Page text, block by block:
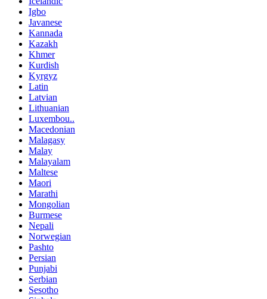
Igbo
Javanese
Kannada
Kazakh
Khmer
Kurdish
Kyrgyz
Latin
Latvian
Lithuanian
Luxembou..
Macedonian
Malagasy
Malay
Malayalam
Maltese
Maori
Marathi
Mongolian
Burmese
Nepali
Norwegian
Pashto
Persian
Punjabi
Serbian
Sesotho